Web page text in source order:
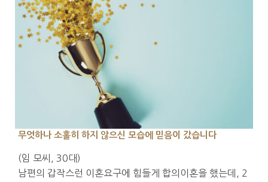
무엇하나 소홀히 하지 않으신 모습에 믿음이 갔습니다
(임 모씨, 30대)
남편의 갑작스런 이혼요구에 힘들게 합의이혼을 했는데, 2